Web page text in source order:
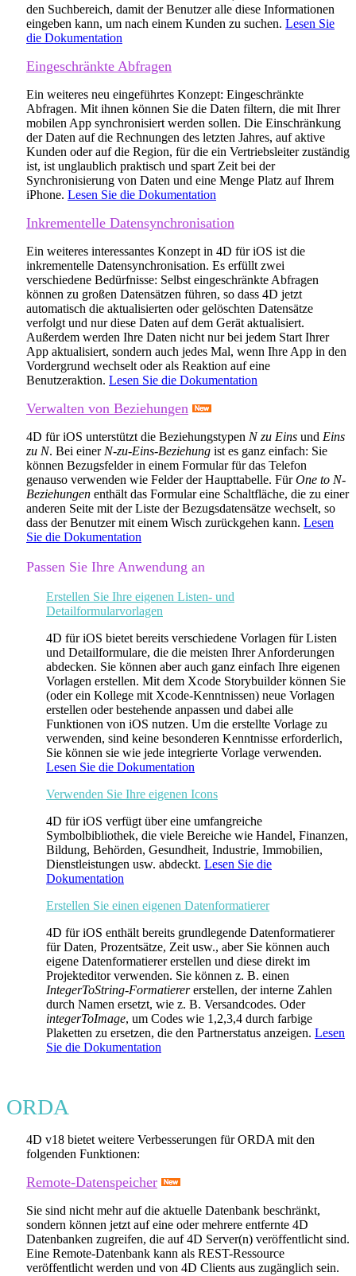
den Suchbereich, damit der Benutzer alle diese Informationen
eingeben kann, um nach einem Kunden zu suchen. Lesen Sie
die Dokumentation
Eingeschränkte Abfragen
Ein weiteres neu eingeführtes Konzept: Eingeschränkte
Abfragen. Mit ihnen können Sie die Daten filtern, die mit Ihrer
mobilen App synchronisiert werden sollen. Die Einschränkung
der Daten auf die Rechnungen des letzten Jahres, auf aktive
Kunden oder auf die Region, für die ein Vertriebsleiter zuständig
ist, ist unglaublich praktisch und spart Zeit bei der
Synchronisierung von Daten und eine Menge Platz auf Ihrem
iPhone. Lesen Sie die Dokumentation
Inkrementelle Datensynchronisation
Ein weiteres interessantes Konzept in 4D für iOS ist die
inkrementelle Datensynchronisation. Es erfüllt zwei
verschiedene Bedürfnisse: Selbst eingeschränkte Abfragen
können zu großen Datensätzen führen, so dass 4D jetzt
automatisch die aktualisierten oder gelöschten Datensätze
verfolgt und nur diese Daten auf dem Gerät aktualisiert.
Außerdem werden Ihre Daten nicht nur bei jedem Start Ihrer
App aktualisiert, sondern auch jedes Mal, wenn Ihre App in den
Vordergrund wechselt oder als Reaktion auf eine
Benutzeraktion. Lesen Sie die Dokumentation
Verwalten von Beziehungen
4D für iOS unterstützt die Beziehungstypen N zu Eins und Eins
zu N. Bei einer N-zu-Eins-Beziehung ist es ganz einfach: Sie
können Bezugsfelder in einem Formular für das Telefon
genauso verwenden wie Felder der Haupttabelle. FürOne to N-
Beziehungen enthält das Formular eine Schaltfläche, die zu einer
anderen Seite mit der Liste der Bezugsdatensätze wechselt, so
dass der Benutzer mit einem Wisch zurückgehen kann. Lesen
Sie die Dokumentation
Passen Sie Ihre Anwendung an
Erstellen Sie Ihre eigenen Listen- und
Detailformularvorlagen
4D für iOS bietet bereits verschiedene Vorlagen für Listen
und Detailformulare, die die meisten Ihrer Anforderungen
abdecken. Sie können aber auch ganz einfach Ihre eigenen
Vorlagen erstellen. Mit dem Xcode Storybuilder können Sie
(oder ein Kollege mit Xcode-Kenntnissen) neue Vorlagen
erstellen oder bestehende anpassen und dabei alle
Funktionen von iOS nutzen. Um die erstellte Vorlage zu
verwenden, sind keine besonderen Kenntnisse erforderlich,
Sie können sie wie jede integrierte Vorlage verwenden.
Lesen Sie die Dokumentation
Verwenden Sie Ihre eigenen Icons
4D für iOS verfügt über eine umfangreiche
Symbolbibliothek, die viele Bereiche wie Handel, Finanzen,
Bildung, Behörden, Gesundheit, Industrie, Immobilien,
Dienstleistungen usw. abdeckt. Lesen Sie die
Dokumentation
Erstellen Sie einen eigenen Datenformatierer
4D für iOS enthält bereits grundlegende Datenformatierer
für Daten, Prozentsätze, Zeit usw., aber Sie können auch
eigene Datenformatierer erstellen und diese direkt im
Projekteditor verwenden. Sie können z. B. einen
IntegerToString-Formatierererstellen, der interne Zahlen
durch Namen ersetzt, wie z. B. Versandcodes. Oder
integerToImage, um Codes wie 1,2,3,4 durch farbige
Plaketten zu ersetzen, die den Partnerstatus anzeigen. Lesen
Sie die Dokumentation
ORDA
4D v18 bietet weitere Verbesserungen für ORDA mit den
folgenden Funktionen:
Remote-Datenspeicher
Sie sind nicht mehr auf die aktuelle Datenbank beschränkt,
sondern können jetzt auf eine oder mehrere entfernte 4D
Datenbanken zugreifen, die auf 4D Server(n) veröffentlicht sind.
Eine Remote-Datenbank kann als REST-Ressource
veröffentlicht werden und von 4D Clients aus zugänglich sein.